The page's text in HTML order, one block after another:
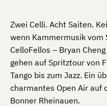
Zwei Celli. Acht Saiten.
wenn Kammermusik vom
CelloFellos – Bryan
gehen auf Spritztour von
Tango bis zum Jazz. Ein
charmantes Open Air auf
Bonner Rheinauen.